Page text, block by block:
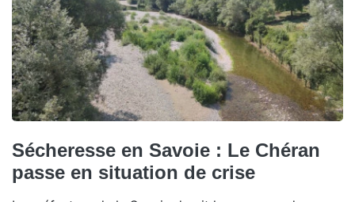
Sécheresse en Savoie : Le Chéran
passe en situation de crise